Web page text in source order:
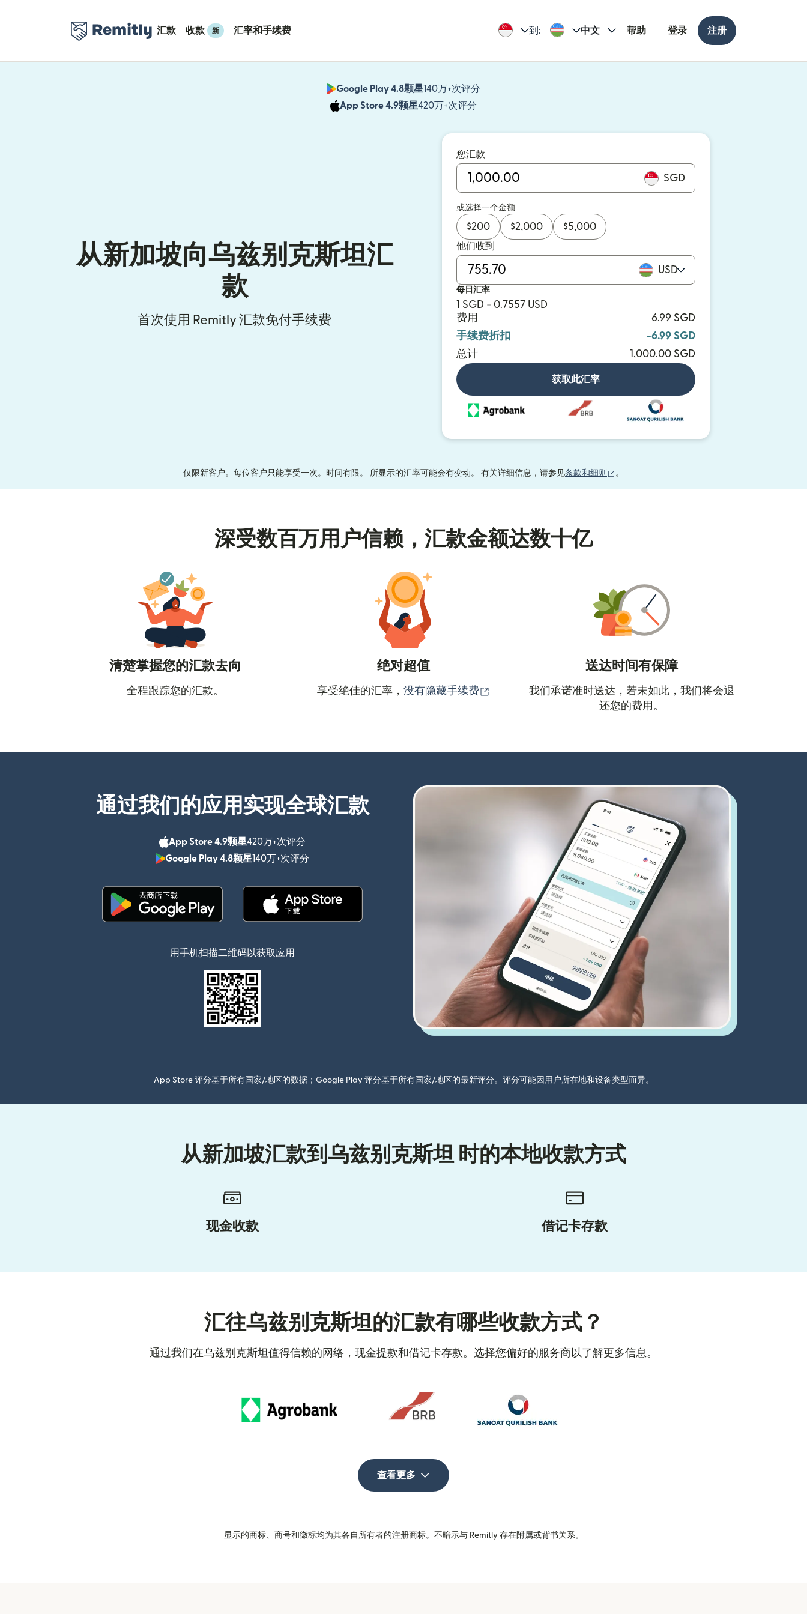
汇款 收款 新 汇率和手续费 到: 中文 帮助 登录 注册
Google Play 4.8颗星140万+次评分
App Store 4.9颗星420万+次评分
从新加坡向乌兹别克斯坦汇
款
首次使用 Remitly 汇款免付手续费
您汇款
SGD
或选择一个金额
$200 $2,000 $5,000
他们收到
USD
每日汇率
1 SGD = 0.7557 USD
费用
6.99 SGD
手续费折扣
-6.99 SGD
总计
1,000.00 SGD
获取此汇率
仅限新客户。每位客户只能享受一次。时间有限。 所显示的汇率可能会有变动。 有关详细信息，请参见条款和细则 （在新窗口中打开）
。
深受数百万用户信赖，汇款金额达数十亿
清楚掌握您的汇款去向
全程跟踪您的汇款。
绝对超值
享受绝佳的汇率， 没有隐藏手续费 （在新窗口中打开）
送达时间有保障
我们承诺准时送达，若未如此，我们将会退
还您的费用。
通过我们的应用实现全球汇款
App Store 4.9颗星420万+次评分
Google Play 4.8颗星140万+次评分
用手机扫描二维码以获取应用
App Store 评分基于所有国家/地区的数据；Google Play 评分基于所有国家/地区的最新评分。评分可能因用户所在地和设备类型而异。
从新加坡汇款到乌兹别克斯坦 时的本地收款方式
现金收款 借记卡存款
汇往乌兹别克斯坦的汇款有哪些收款方式？
通过我们在乌兹别克斯坦值得信赖的网络，现金提款和借记卡存款。选择您偏好的服务商以了解更多信息。
查看更多
显示的商标、商号和徽标均为其各自所有者的注册商标。不暗示与 Remitly 存在附属或背书关系。